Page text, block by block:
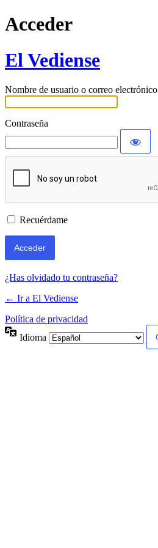
Acceder
El Vediense
Nombre de usuario o correo electrónico
Contraseña
Recuérdame
¿Has olvidado tu contraseña?
← Ir a El Vediense
Política de privacidad
Idioma